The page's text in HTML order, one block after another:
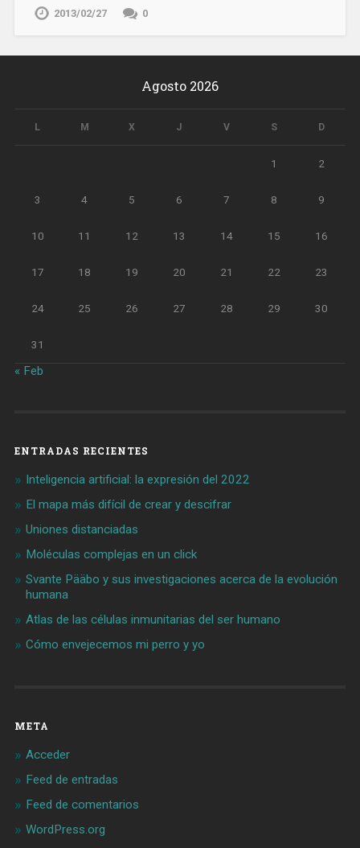
2013/02/27 0
Agosto 2026
L M X J V S D
1 2
3 4 5 6 7 8 9
10 11 12 13 14 15 16
17 18 19 20 21 22 23
24 25 26 27 28 29 30
31
« Feb
ENTRADAS RECIENTES
Inteligencia artificial: la expresión del 2022
El mapa más difícil de crear y descifrar
Uniones distanciadas
Moléculas complejas en un click
Svante Pääbo y sus investigaciones acerca de la evolución
humana
Atlas de las células inmunitarias del ser humano
Cómo envejecemos mi perro y yo
META
Acceder
Feed de entradas
Feed de comentarios
WordPress.org